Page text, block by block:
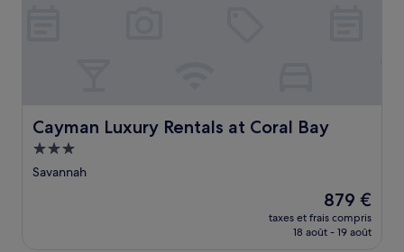
Cayman Luxury Rentals at Coral Bay
Cayman Luxury Rentals at Coral Bay
Hébergement
3.0 étoiles
Savannah
Le
nouveau
prix
879 €
taxes et frais compris
18 août - 19 août